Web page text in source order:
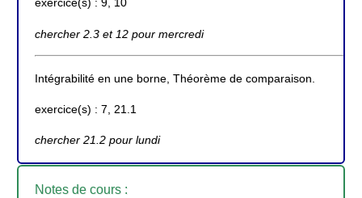
exercice(s) : 9, 10
chercher 2.3 et 12 pour mercredi
Intégrabilité en une borne, Théorème de comparaison.
exercice(s) : 7, 21.1
chercher 21.2 pour lundi
Notes de cours :